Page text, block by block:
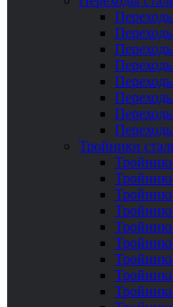
Тройники